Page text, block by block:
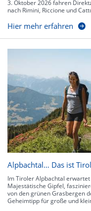
3. Oktober 2026 fahren
nach Rimini, Riccione und
Hier mehr erfahren
Alpbachtal… Das ist
Im Tiroler Alpbachtal
Majestätische Gipfel,
von den grünen Grasbergen
Geheimtipp für große und